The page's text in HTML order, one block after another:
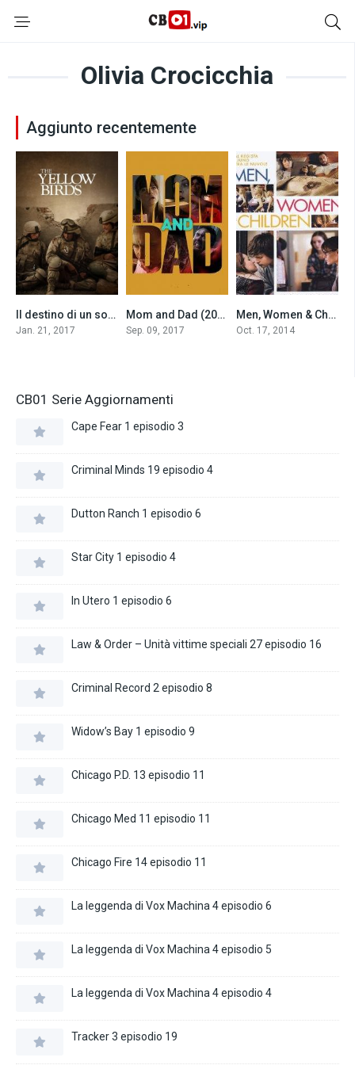
Olivia Crocicchia
Aggiunto recentemente
5.7Il destino di un soldato (2018)
Jan. 21, 2017
5.5Mom and Dad (2017)
Sep. 09, 2017
6.7Men, Women & Children (2014)
Oct. 17, 2014
CB01 Serie Aggiornamenti
Cape Fear 1 episodio 3
Criminal Minds 19 episodio 4
Dutton Ranch 1 episodio 6
Star City 1 episodio 4
In Utero 1 episodio 6
Law & Order – Unità vittime speciali 27 episodio 16
Criminal Record 2 episodio 8
Widow’s Bay 1 episodio 9
Chicago P.D. 13 episodio 11
Chicago Med 11 episodio 11
Chicago Fire 14 episodio 11
La leggenda di Vox Machina 4 episodio 6
La leggenda di Vox Machina 4 episodio 5
La leggenda di Vox Machina 4 episodio 4
Tracker 3 episodio 19